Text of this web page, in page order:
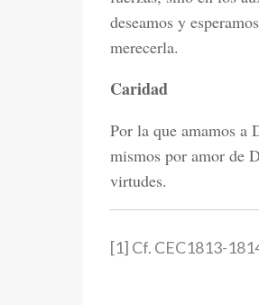
deseamos y
merecerla.
Caridad
Por la que amamos a
mismos por amor de
virtudes.
[1] Cf. CEC1813-